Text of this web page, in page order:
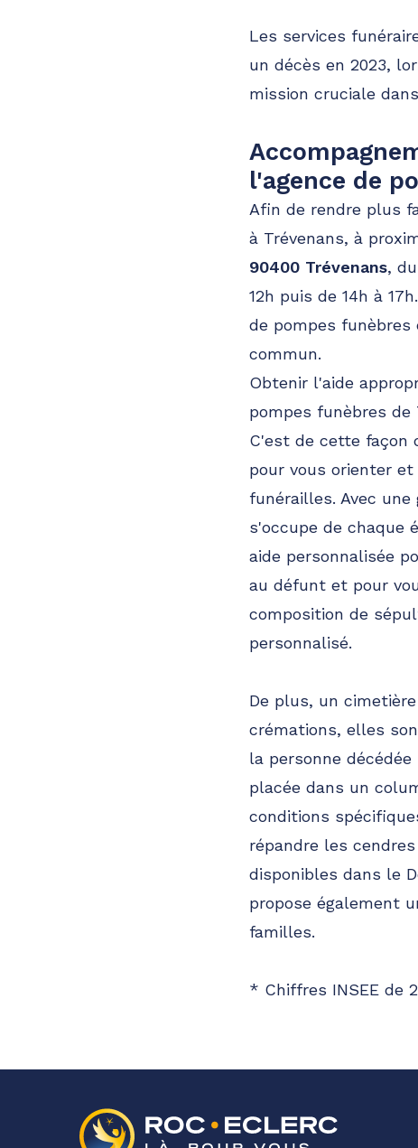
Les services
un décès en 2023,
mission cruciale
l'agence de
Afin de rendre plus
à Trévenans, à
90400 Trévenans,
12h puis de 14h à
de pompes
commun.
Obtenir l'aide
pompes funèbres de
C'est de cette façon
pour vous orienter
funérailles. Avec
s'occupe de chaque
aide personnalisée
au défunt et pour
composition de
personnalisé.
De plus, un
crémations, elles
la personne
placée dans un
conditions
répandre les
disponibles dans le
propose également
familles.
* Chiffres INSEE de